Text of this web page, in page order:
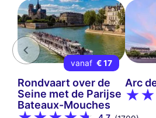
vanaf € 17
Rondvaart over de
Seine met de Parijse
Bateaux-Mouches
Arc